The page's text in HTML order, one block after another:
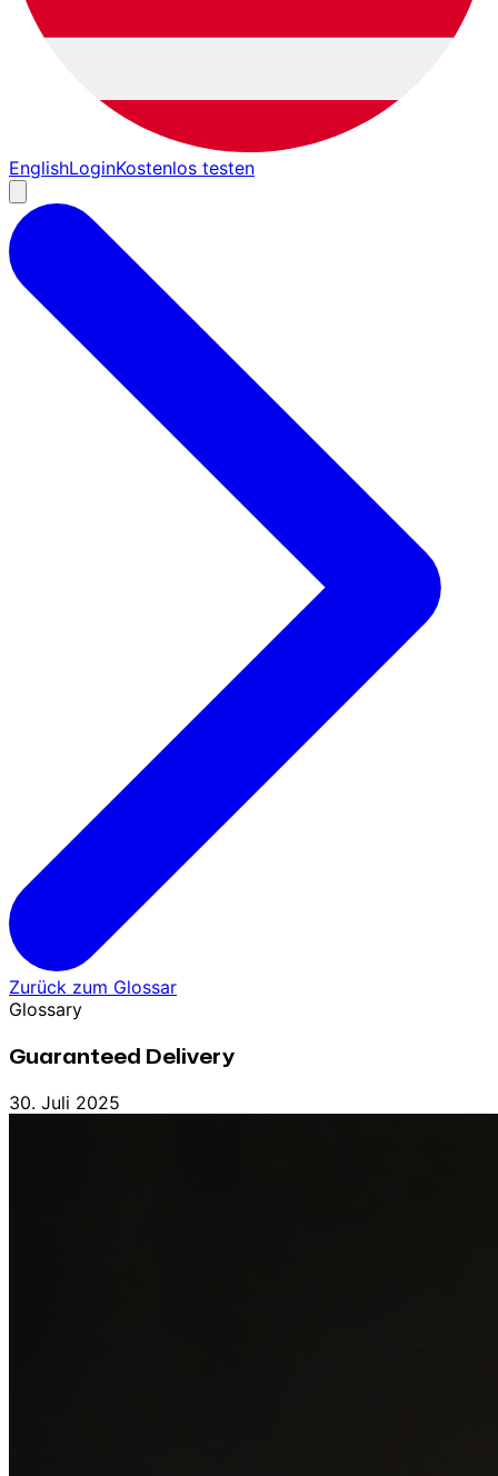
EnglishLoginKostenlos testen
Zurück zum Glossar
Glossary
Guaranteed Delivery
30. Juli 2025